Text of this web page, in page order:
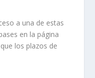
a una de estas
en la página
los plazos de